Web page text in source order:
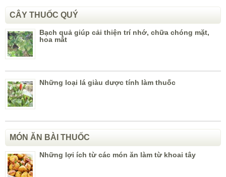
CÂY THUỐC QUÝ
Bạch quả giúp cải thiện trí nhớ, chữa chóng mặt,
hoa mắt
Những loại lá giàu dược tính làm thuốc
MÓN ĂN BÀI THUỐC
Những lợi ích từ các món ăn làm từ khoai tây